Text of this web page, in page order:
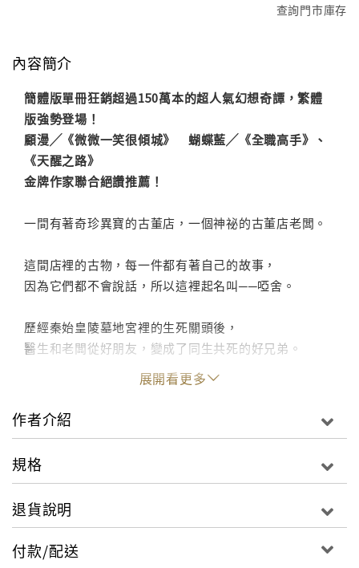
查詢門市庫存
內容簡介
簡體版單冊狂銷超過150萬本的超人氣幻想奇譚，繁體
版強勢登場！
顧漫╱《微微一笑很傾城》 蝴蝶藍╱《全職高手》、
《天醒之路》
金牌作家聯合絕讚推薦！
一間有著奇珍異寶的古董店，一個神祕的古董店老闆。
這間店裡的古物，每一件都有著自己的故事，
因為它們都不會說話，所以這裡起名叫──啞舍。
歷經秦始皇陵墓地宮裡的生死關頭後，
醫生和老闆從好朋友，變成了同生共死的好兄弟。
不變的是，醫生依舊常去找老闆吃飯，
不變的是，啞舍依舊等待著那些有緣人的光臨。
必須維持自己的本心才能擁有的〈四季圖〉，你想要
當你收到蘭陵王高長恭那神祕的〈黃金面〉，會戴上
若是受邀玩一盤用生命來下的〈六博棋〉，敢不敢接受
如果擁有能召回逝去靈魂的〈亡靈書〉，你最想喚回
展開看更多
作者介紹
規格
退貨說明
付款/配送